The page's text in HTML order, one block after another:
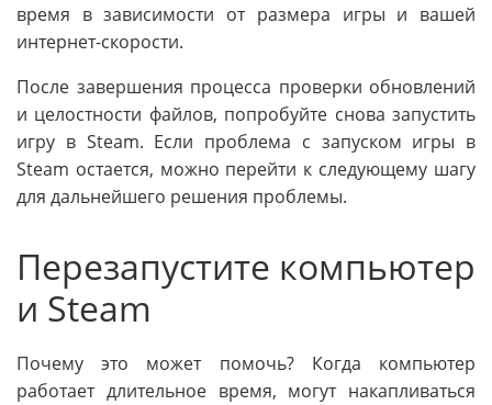
время в зависимости от размера игры и вашей
интернет-скорости.
После завершения процесса проверки обновлений
и целостности файлов, попробуйте снова запустить
игру в Steam. Если проблема с запуском игры в
Steam остается, можно перейти к следующему шагу
для дальнейшего решения проблемы.
Перезапустите компьютер
и Steam
Почему это может помочь? Когда компьютер
работает длительное время, могут накапливаться